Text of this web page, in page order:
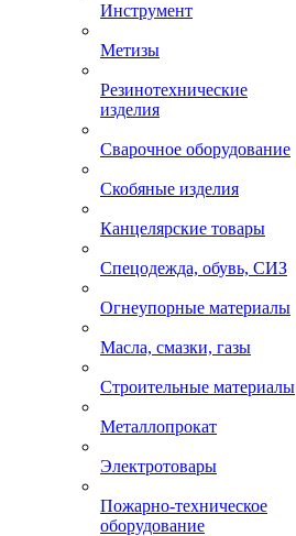
Инструмент
Метизы
Резинотехнические
изделия
Сварочное оборудование
Скобяные изделия
Канцелярские товары
Спецодежда, обувь, СИЗ
Огнеупорные материалы
Масла, смазки, газы
Строительные материалы
Металлопрокат
Электротовары
Пожарно-техническое
оборудование